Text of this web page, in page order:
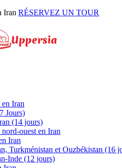
Iran RÉSERVEZ UN TOUR
en Iran
Jours)
(14 jours)
ouest en Iran
Iran
Turkménistan et Ouzbékistan (16
Inde (12 jours)